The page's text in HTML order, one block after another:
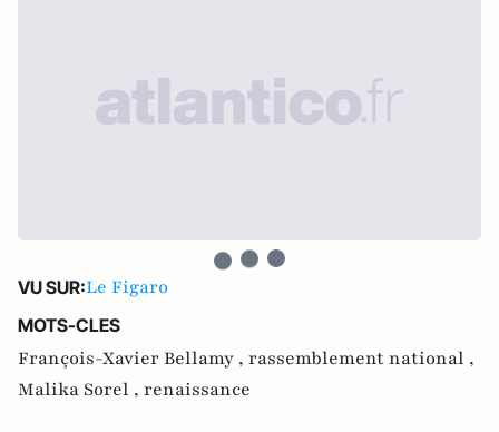
VU SUR:Le Figaro
MOTS-CLES
François-Xavier Bellamy , rassemblement national ,
Malika Sorel , renaissance